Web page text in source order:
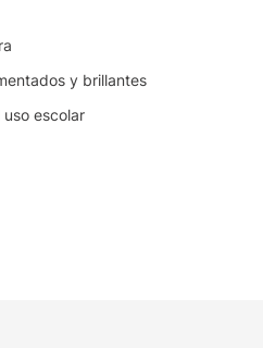
y brillantes
escolar